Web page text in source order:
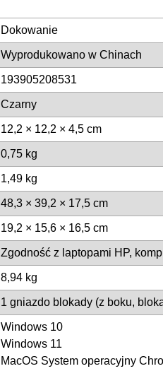
Dokowanie
Wyprodukowano w Chinach
193905208531
Czarny
12,2 × 12,2 × 4,5 cm
0,75 kg
1,49 kg
48,3 × 39,2 × 17,5 cm
19,2 × 15,6 × 16,5 cm
Zgodność z laptopami HP,
8,94 kg
1 gniazdo blokady (z boku,
Windows 10
Windows 11
MacOS System operacyjny